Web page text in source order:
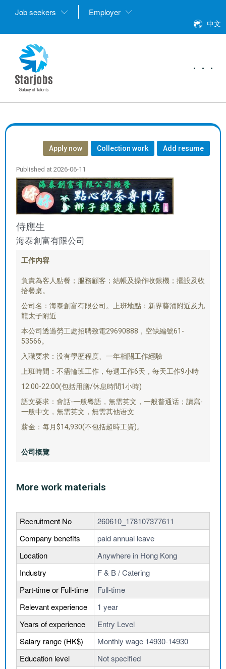
Job seekers Employer
中文
···
Apply now Collection work Add resume
Published at 2026-06-11
侍應生
海泰創富有限公司
工作內容
負責為客人點餐；服務顧客；結帳及操作收銀機；擺設及收
拾餐桌。
公司名：海泰創富有限公司。上班地點：新界葵涌附近及九
龍太子附近
本公司透過勞工處招聘致電29690888，空缺編號61-
53566。
入職要求：没有學歷程度、一年相關工作經驗
上班時間：不需輪班工作，每週工作6天，每天工作9小時
12:00-22:00(包括用膳/休息時間1小時)
語文要求：會話-一般粵語，無需英文，一般普通话；讀寫-
一般中文，無需英文，無需其他语文
薪金：每月$14,930(不包括超時工資)。
公司概覽
More work materials
Recruitment No
260610_178107377611
Company benefits
paid annual leave
Location
Anywhere in Hong Kong
Industry
F & B / Catering
Part-time or Full-time
Full-time
Relevant experience
1 year
Years of experience
Entry Level
Salary range (HK$)
Monthly wage 14930-14930
Education level
Not specified